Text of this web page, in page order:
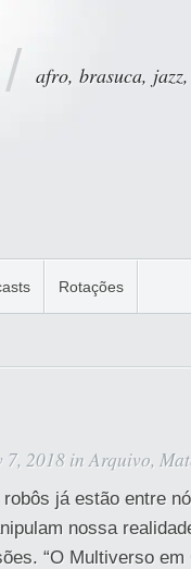
afro, brasuca,
Rotações
7, 2018 inArquivo,
já estão entre
nossa
“O Multiverso em